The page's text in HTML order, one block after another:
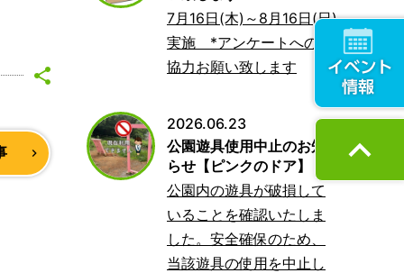
navigate_next
7月16日(木)～8月16日(日)
実施 *アンケートへのご
協力お願い致します
2026.06.23
公園遊具使用中止のお知
らせ【ピンクのドア】
公園内の遊具が破損して
いることを確認いたしま
した。安全確保のため、
当該遊具の使用を中止し
expand_less